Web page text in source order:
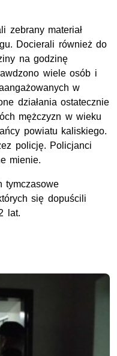
zebrany materiał
Docierali również do
na godzinę
wiele osób i
w
działania ostatecznie
mężczyzn w wieku
powiatu kaliskiego.
policję. Policjanci
mienie.
tymczasowe
się dopuścili
lat.